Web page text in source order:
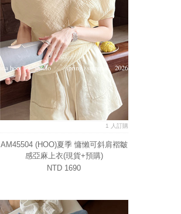
1 人訂購
AM45504 (HOO)夏季 慵懶可斜肩褶皺
感亞麻上衣(現貨+預購)
NTD 1690